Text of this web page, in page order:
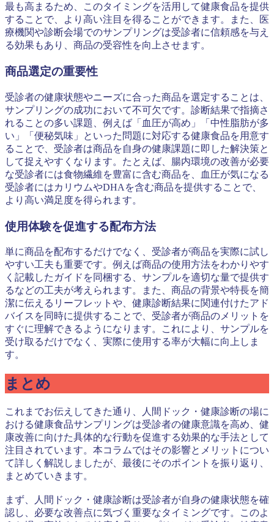
最も高まるため、このタイミングを活用して健康食品を提供
することで、より高い注目を得ることができます。また、医
療機関や診断会場でのサンプリングは受診者に信頼感を与え
る効果もあり、商品の受容性を向上させます。
商品選定の重要性
受診者の健康状態やニーズに合った商品を選定することは、
サンプリングの成功において不可欠です。診断結果で指摘さ
れることの多い課題、例えば「血圧が高め」「中性脂肪が多
い」「便秘気味」といった問題に対応する健康食品を用意す
ることで、受診者は商品を自身の健康課題に即した解決策と
して捉えやすくなります。たとえば、腸内環境の改善が必要
な受診者には食物繊維を豊富に含む商品を、血圧が気になる
受診者にはカリウムやDHAを含む商品を提供することで、
より高い満足度を得られます。
使用体験を促進する配布方法
単に商品を配布するだけでなく、受診者が商品を実際に試し
やすい工夫も重要です。例えば商品の使用方法をわかりやす
く記載したガイドを同梱する、サンプルを適切な量で提供す
るなどの工夫が考えられます。また、商品の背景や特長を簡
潔に伝えるリーフレットや、健康診断結果に関連付けたアド
バイスを同時に提供することで、受診者が商品のメリットを
すぐに理解できるようになります。これにより、サンプルを
受け取るだけでなく、実際に使用する率が大幅に向上しま
す。
まとめ
これまでお伝えしてきた通り、人間ドック・健康診断の場に
おける健康食品サンプリングは受診者の健康意識を高め、健
康改善に向けた具体的な行動を促進する効果的な手法として
注目されています。本コラムではその影響とメリットについ
て詳しく解説しましたが、最後にそのポイントを振り返り、
まとめていきます。
まず、人間ドック・健康診断は受診者が自身の健康状態を確
認し、必要な改善点に気づく重要なタイミングです。このよ